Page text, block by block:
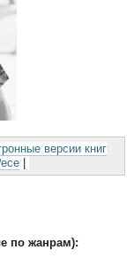
версии книг
по жанрам):